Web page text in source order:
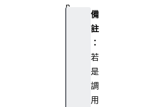
備
註
：
若
是
調
用
r